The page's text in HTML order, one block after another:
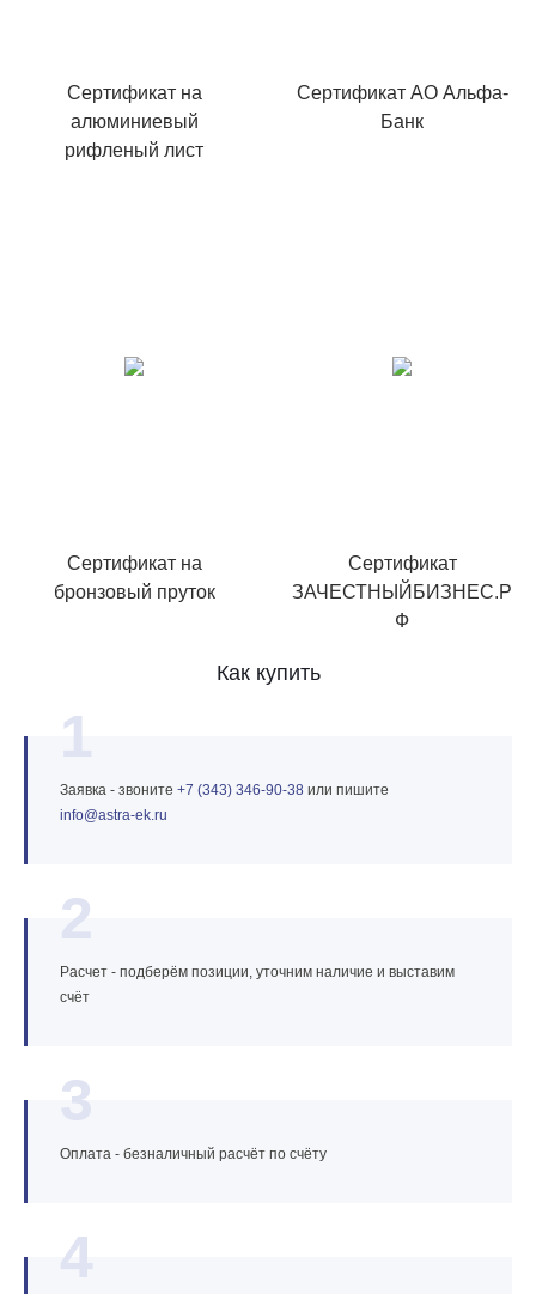
Сертификат на
алюминиевый
рифленый лист
Сертификат АО Альфа-
Банк
Сертификат на
бронзовый пруток
Сертификат
ЗАЧЕСТНЫЙБИЗНЕС.Р
Ф
Как купить
1
Заявка - звоните +7 (343) 346‑90‑38 или пишите
info@astra‑ek.ru
2
Расчет - подберём позиции, уточним наличие и выставим
счёт
3
Оплата - безналичный расчёт по счёту
4